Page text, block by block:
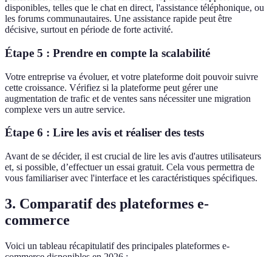
disponibles, telles que le chat en direct, l'assistance téléphonique, ou
les forums communautaires. Une assistance rapide peut être
décisive, surtout en période de forte activité.
Étape 5 : Prendre en compte la scalabilité
Votre entreprise va évoluer, et votre plateforme doit pouvoir suivre
cette croissance. Vérifiez si la plateforme peut gérer une
augmentation de trafic et de ventes sans nécessiter une migration
complexe vers un autre service.
Étape 6 : Lire les avis et réaliser des tests
Avant de se décider, il est crucial de lire les avis d'autres utilisateurs
et, si possible, d’effectuer un essai gratuit. Cela vous permettra de
vous familiariser avec l'interface et les caractéristiques spécifiques.
3. Comparatif des plateformes e-
commerce
Voici un tableau récapitulatif des principales plateformes e-